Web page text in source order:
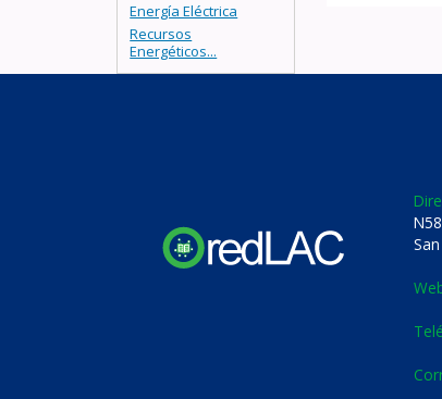
Energía Eléctrica
Recursos
Energéticos...